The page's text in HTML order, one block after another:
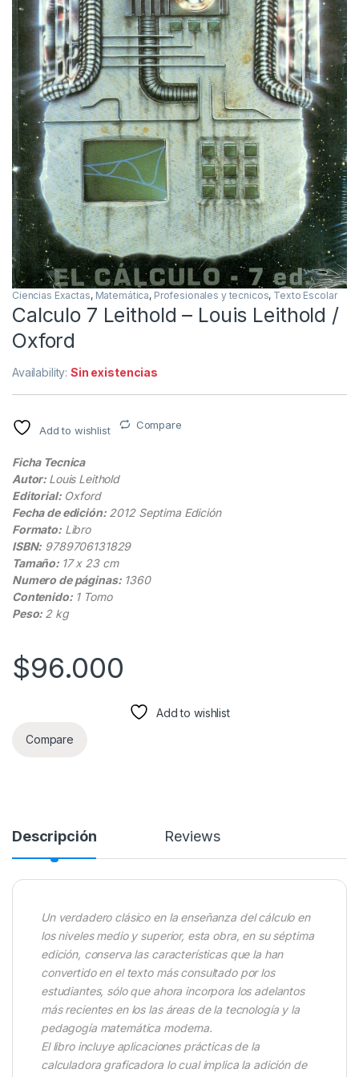
Ciencias Exactas, Matemática, Profesionales y tecnicos, Texto Escolar
Calculo 7 Leithold – Louis Leithold /
Oxford
Availability:Sin existencias
Add to wishlist Compare
Ficha Tecnica
Autor: Louis Leithold
Editorial:Oxford
Fecha de edición:2012 Septima Edición
Formato:Libro
ISBN: 9789706131829
Tamaño: 17 x 23 cm
Numero de páginas:1360
Contenido:1 Tomo
Peso: 2 kg
$96.000
Add to wishlist
Compare
Descripción Reviews
Un verdadero clásico en la enseñanza del cálculo en
los niveles medio y superior, esta obra, en su séptima
edición, conserva las características que la han
convertido en el texto más consultado por los
estudiantes, sólo que ahora incorpora los adelantos
más recientes en los las áreas de la tecnología y la
pedagogía matemática moderna.
El libro incluye aplicaciones prácticas de la
calculadora graficadora lo cual implica la adición de